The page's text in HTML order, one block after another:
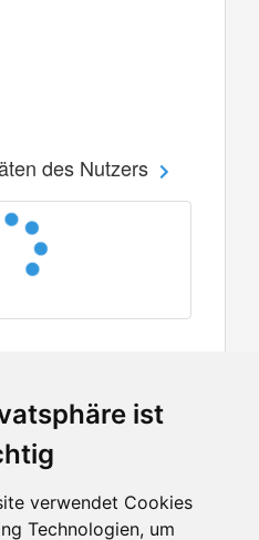
ist
verwendet Cookies
Technologien, um
des Nutzers